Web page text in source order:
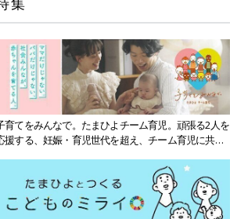
育てをみんなで。たまひよチーム育児。頑張る2人を
援する、妊娠・育児世代を超え、チーム育児に共感